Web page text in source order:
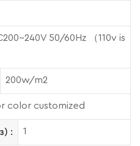
50/60Hz （110v is
200w/m2
color customized
: 1